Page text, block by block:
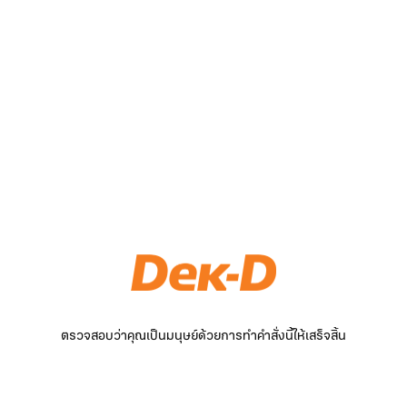
ตรวจสอบว่าคุณเป็นมนุษย์ด้วยการทำคำสั่งนี้ให้เสร็จสิ้น